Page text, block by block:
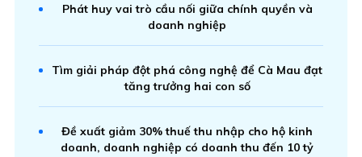
Phát huy vai trò cầu nối giữa chính quyền và
doanh nghiệp
Tìm giải pháp đột phá công nghệ để Cà Mau đạt
tăng trưởng hai con số
Đề xuất giảm 30% thuế thu nhập cho hộ kinh
doanh, doanh nghiệp có doanh thu đến 10 tỷ